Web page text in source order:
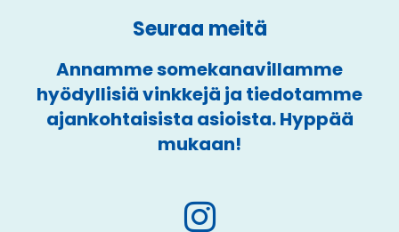
Seuraa meitä
Annamme somekanavillamme
hyödyllisiä vinkkejä ja tiedotamme
ajankohtaisista asioista. Hyppää
mukaan!